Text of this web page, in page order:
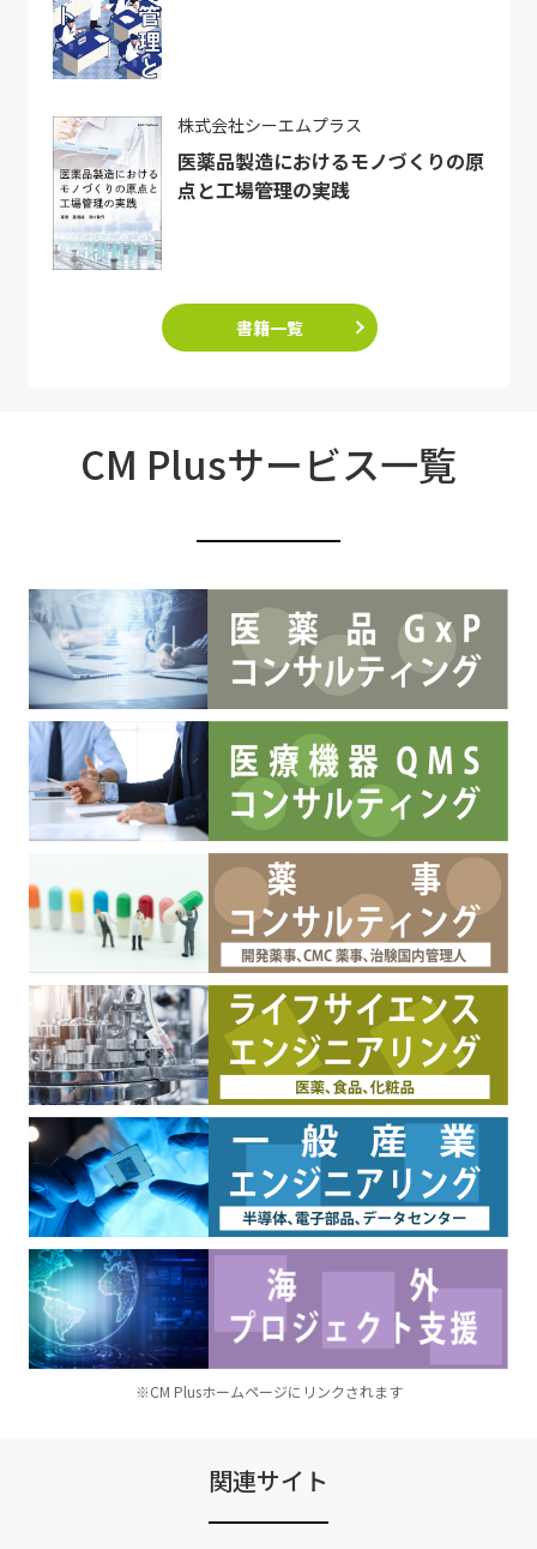
株式会社シーエムプラス
医薬品製造におけるモノづくりの原
点と工場管理の実践
書籍一覧
CM Plusサービス一覧
※CM Plusホームページにリンクされます
関連サイト